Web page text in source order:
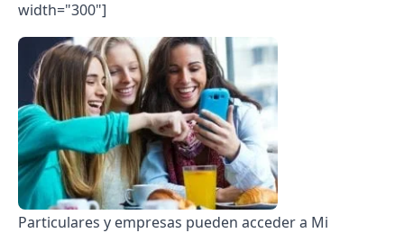
width="300"]
Particulares y empresas pueden acceder a Mi